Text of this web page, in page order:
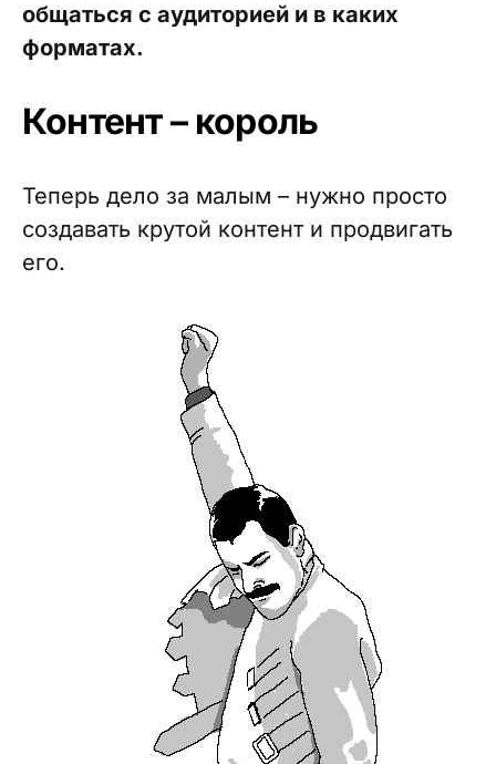
общаться с аудиторией и в каких
форматах.
Контент – король
Теперь дело за малым – нужно просто
создавать крутой контент и продвигать
его.